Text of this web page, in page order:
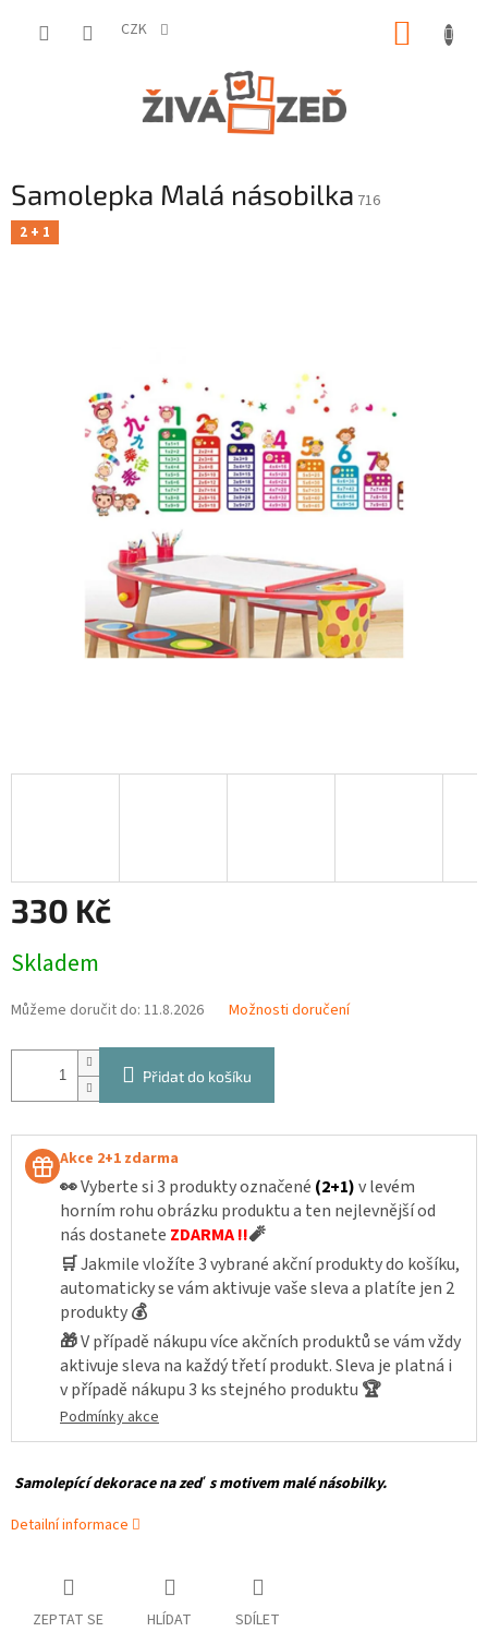
CZK
Samolepka Malá násobilka 716
2 + 1
330 Kč
cena:
Skladem
Můžeme doručit do: 11.8.2026 Možnosti doručení
Přidat do košíku
Akce 2+1 zdarma
👀Vyberte si 3 produkty označené (2+1)v levém
horním rohu obrázku produktu a ten nejlevnější od
nás dostanete ZDARMA !!🧨
🛒Jakmile vložíte 3 vybrané akční produkty do košíku,
automaticky se vám aktivuje vaše sleva a platíte jen 2
produkty💰
🎁V případě nákupu více akčních produktů se vám vždy
aktivuje sleva na každý třetí produkt. Sleva je platná i
v případě nákupu 3 ks stejného produktu 🏆
Podmínky akce
Samolepící dekorace na zeď s motivem malé násobilky.
Detailní informace
ZEPTAT SE HLÍDAT SDÍLET